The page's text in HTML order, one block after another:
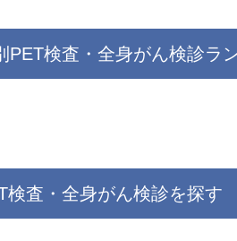
PET検査・全身がん検診ラ
検査・全身がん検診を探す